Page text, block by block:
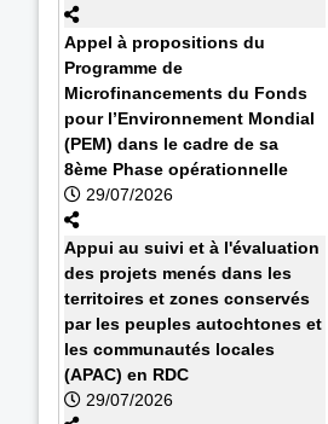
Appel à propositions du
Programme de
Microfinancements du Fonds
pour l’Environnement Mondial
(PEM) dans le cadre de sa
8ème Phase opérationnelle
29/07/2026
Appui au suivi et à l'évaluation
des projets menés dans les
territoires et zones conservés
par les peuples autochtones et
les communautés locales
(APAC) en RDC
29/07/2026